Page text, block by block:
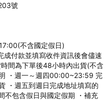
號
不含國定假日)
付款並填寫收件資訊後會儘速
間為下單後48小時內出貨(不含
・週⼀～週四00:00~23:59 完
・週五到週日完成地址填寫的
不包含假⽇與國定假期 ・補充